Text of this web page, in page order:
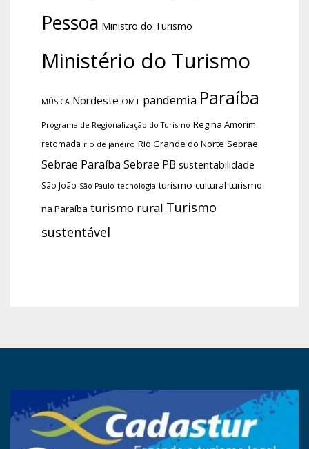
Pessoa Ministro do Turismo
Ministério do Turismo
MÚSICA Nordeste OMT pandemia Paraíba
Programa de Regionalização do Turismo Regina Amorim
retomada rio de janeiro Rio Grande do Norte Sebrae
Sebrae Paraíba Sebrae PB sustentabilidade
São João São Paulo tecnologia turismo cultural turismo
na Paraíba turismo rural Turismo
sustentável